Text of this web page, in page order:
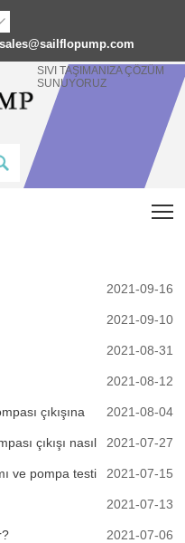
sales@sailflopump.com
SIVI TAŞIMANIZA ÇÖZÜM
SUNUYORUZ
2021-09-16
2021-09-10
2021-08-31
2021-08-12
çıkışına 2021-08-04
çıkışı nasıl 2021-07-27
ve pompa testi 2021-07-15
2021-07-13
2021-07-06